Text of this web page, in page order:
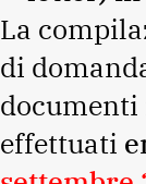
La
di
documenti
effettuati